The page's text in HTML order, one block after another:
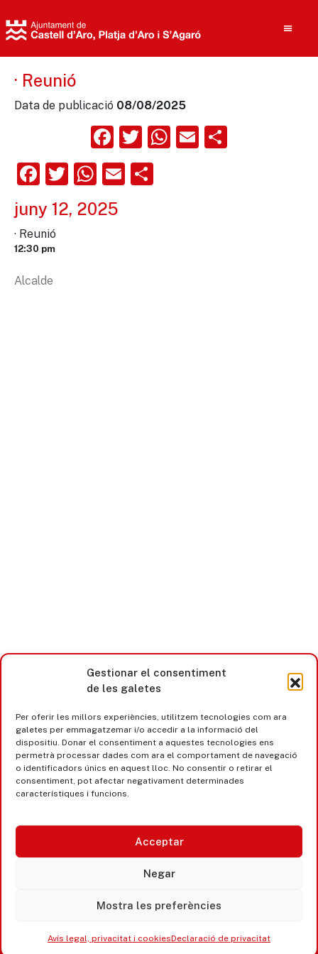
Gestionar el consentiment
de les galetes
Per oferir les millors experiències, utilitzem tecnologies com ara
galetes per emmagatzemar i/o accedir a la informació del
dispositiu. Donar el consentiment a aquestes tecnologies ens
permetrà processar dades com ara el comportament de navegació
o identificadors únics en aquest lloc. No consentir o retirar el
consentiment, pot afectar negativament determinades
característiques i funcions.
Acceptar
Negar
Mostra les preferències
Avís legal, privacitat i cookiesDeclaració de privacitat
· Reunió
Data de publicació 08/08/2025
Facebook
Twitter
WhatsApp
Email
Facebook
Twitter
WhatsApp
Email
juny 12, 2025
· Reunió
12:30 pm
Alcalde
Castell d’Aro · Platja d’Aro · S’Agaró
365 www.platjadaro